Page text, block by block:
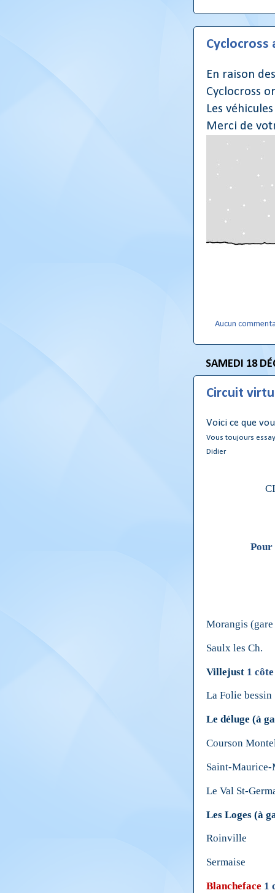
Cyclocross
En raison
Cyclocross
Les
Merci de
Aucun
SAMEDI 18
Circuit
Voici ce que
Vous toujours
Didier
CIRCUIT
Pour les
Morangis
Saulx les Ch.
Villejust 1
La Folie bessin
Le déluge (à
Courson
Saint-
Le Val St-
Les Loges (à
Roinville
Sermaise
Blancheface 1